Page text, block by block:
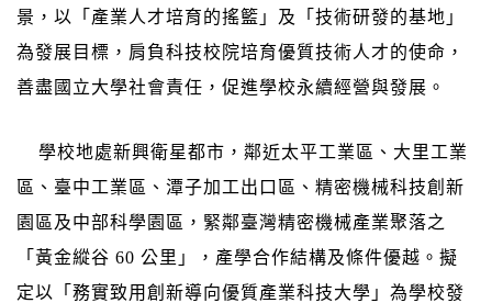
景，以「產業人才培育的搖籃」及「技術研發的基地」
為發展目標，肩負科技校院培育優質技術人才的使命，
善盡國立大學社會責任，促進學校永續經營與發展。
學校地處新興衛星都市，鄰近太平工業區、大里工業
區、臺中工業區、潭子加工出口區、精密機械科技創新
園區及中部科學園區，緊鄰臺灣精密機械產業聚落之
「黃金縱谷 60 公里」，產學合作結構及條件優越。擬
定以「務實致用創新導向優質產業科技大學」為學校發